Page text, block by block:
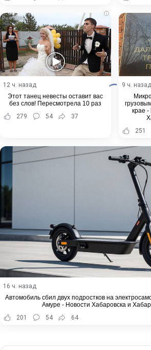
i
12 ч. назад
Этот танец невесты оставит вас
без слов! Пересмотрела 10 раз
279
54 37
9 ч. назад
крае -
251
16 ч. назад
Автомобиль сбил двух подростков на
Амуре - Новости Хабаровска и
201
54 64